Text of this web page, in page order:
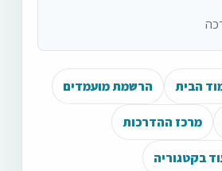
הבית הרשמת מועמדים
מרכז ההדרכות
בקטגוריה